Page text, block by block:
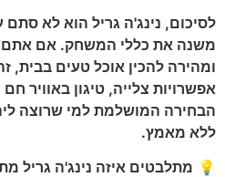
לסיכום, נינג'ה גריל הוא לא
משנה את כללי המשחק. אם אתם
ומהירה להכין אוכל טעים
אפשרויות צלייה, טיגון באוויר
הבחירה המושלמת למי שרוצה
ללא מאמץ.
💡 מתלבטים איזה נינג'ה גריל